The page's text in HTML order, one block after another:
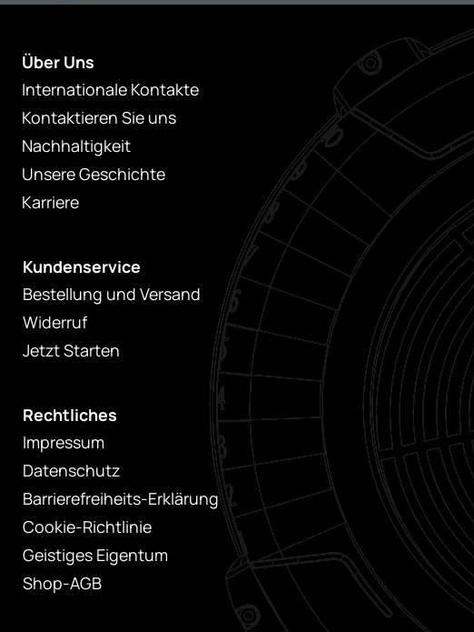
Über Uns
Internationale Kontakte
Kontaktieren Sie uns
Nachhaltigkeit
Unsere Geschichte
Karriere
Kundenservice
Bestellung und Versand
Widerruf
Jetzt Starten
Rechtliches
Impressum
Datenschutz
Barrierefreiheits-Erklärung
Cookie-Richtlinie
Geistiges Eigentum
Shop-AGB